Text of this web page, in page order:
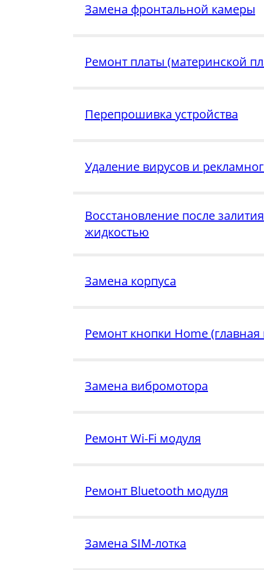
Замена фронтальной камеры
Ремонт платы (материнской
Перепрошивка устройства
Удаление вирусов и
Восстановление после залития
жидкостью
Замена корпуса
Ремонт кнопки Home (главная
Замена вибромотора
Ремонт Wi-Fi модуля
Ремонт Bluetooth модуля
Замена SIM-лотка